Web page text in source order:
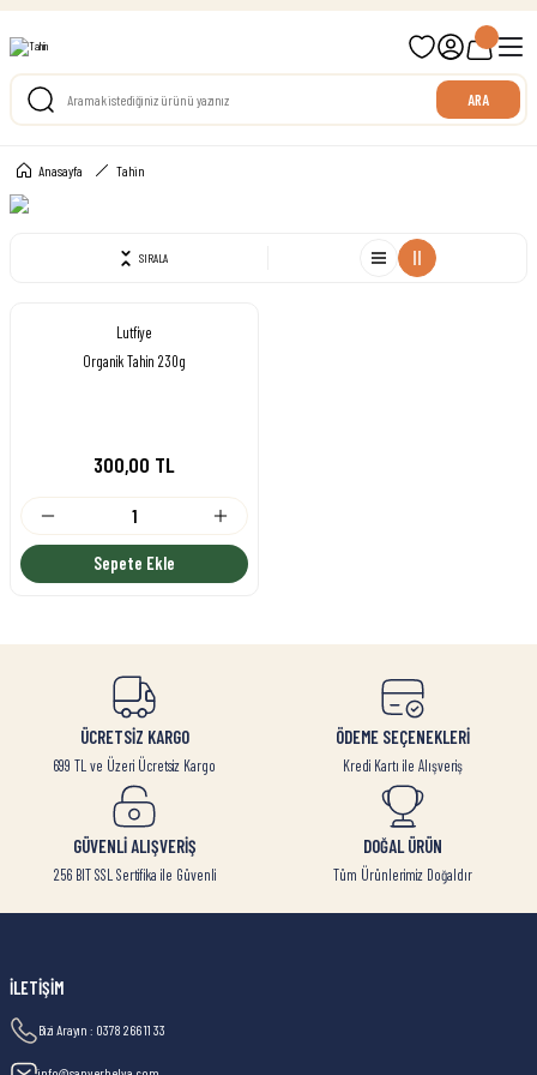
699 TL ve Üzeri Ücretsiz Kargo
ARA
Anasayfa Tahin
SIRALA
Lutfiye
Organik Tahin 230g
300,00 TL
Sepete Ekle
ÜCRETSİZ KARGO
699 TL ve Üzeri Ücretsiz Kargo
ÖDEME SEÇENEKLERİ
Kredi Kartı ile Alışveriş
GÜVENLİ ALIŞVERİŞ
256 BIT SSL Sertifika ile Güvenli
DOĞAL ÜRÜN
Tüm Ürünlerimiz Doğaldır
İLETİŞİM
Bizi Arayın : 0378 266 11 33